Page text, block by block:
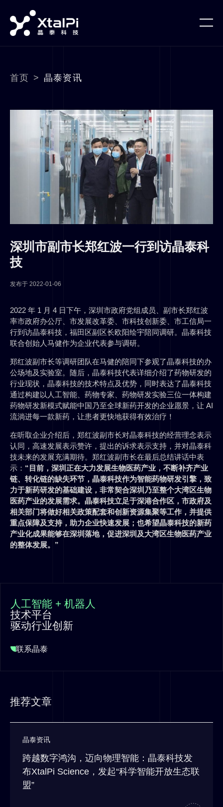
首页 > 晶泰资讯
深圳市副市长郑红波一行到访晶泰科
技
发布于 2022-01-06
2022 年 1 月 4 日下午，深圳市政府党组成员、副市长郑红波
率市政府办公厅、市发展改革委、市科技创新委、市工信局一
行到访晶泰科技，福田区副区长欧阳绘宇陪同调研。晶泰科技
联合创始人马健作为企业代表参与调研。
郑红波副市长等调研团队在马健的陪同下参观了晶泰科技的办
公场地及实验室。随后，晶泰科技代表详细介绍了药物研发的
行业现状，晶泰科技的技术特点及优势，同时表达了晶泰科技
通过构建以人工智能、药物专家、药物研发实验三位一体构建
药物研发新模式赋能中国乃至全球新药开发的企业愿景，让 AI
流淌进每一款新药，让患者更快地获得有效治疗！
在听取企业介绍后，郑红波副市长对晶泰科技的经营理念表示
认同，高速发展表示赞许，提出的诉求表示支持，并对晶泰科
技未来的发展充满期待。郑红波副市长在最后总结讲话中表
示： “目前，深圳正在大力发展生物医药产业，不断补齐产业
链、转化链的缺失环节，晶泰科技作为智能药物研发引擎，致
力于新药研发的基础建设，非常契合深圳乃至整个大湾区生物
医药产业的发展需求。晶泰科技立足于深港合作区，市政府及
相关部门将做好相关政策配套和创新资源集聚等工作，并提供
重点保障及支持，助力企业快速发展；也希望晶泰科技的新药
产业化成果能够在深圳落地，促进深圳及大湾区生物医药产业
的整体发展。”
人工智能 + 机器人
技术平台
驱动行业创新
联系晶泰
推荐文章
晶泰资讯
跨越数字鸿沟，迈向物理智能：晶泰科技发
布XtalPi Science，发起“科学智能开放生态联
盟”